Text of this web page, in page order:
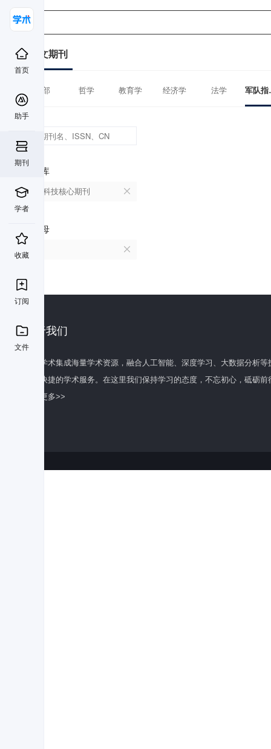
首页
助手
期刊
学者
收藏
订阅
文件
中文期刊
全部 哲学 教育学 经济学 法学 军
数据库
中国科技核心期刊
首字母
关于我们
百度学术集成海量学术资源，融合人工智能、深度学习、大数据分析
全面快捷的学术服务。在这里我们保持学习的态度，不忘初心，砥砺前
了解更多>>